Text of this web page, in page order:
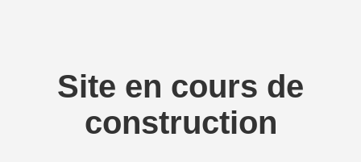
Site en cours de
construction